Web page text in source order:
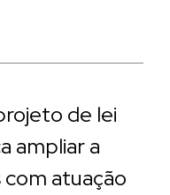
de lei
ampliar a
atuação